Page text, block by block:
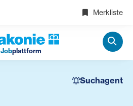
Merkliste
Jobplattform
Suchagent